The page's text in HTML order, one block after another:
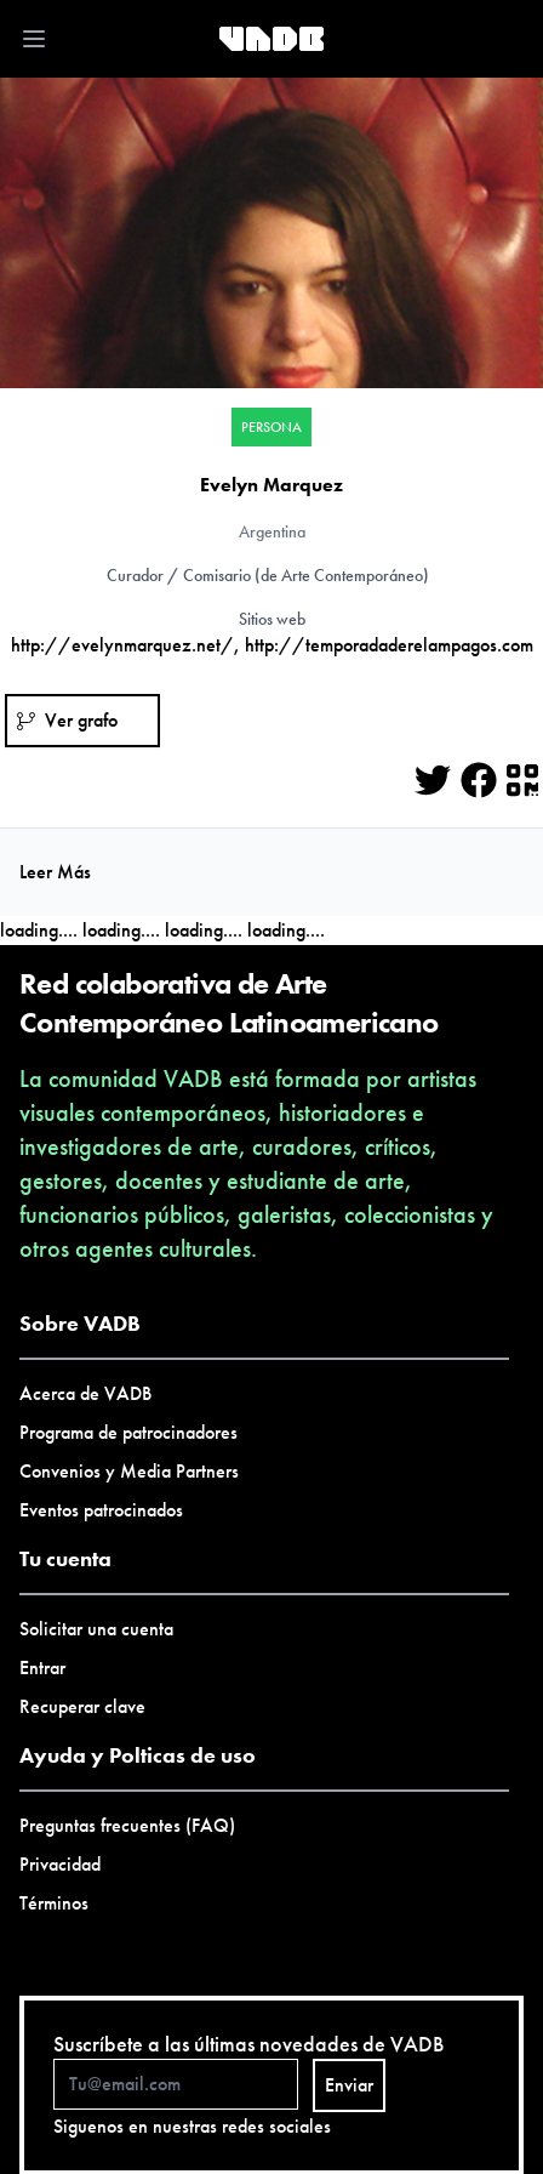
Open main menu
PERSONA
Evelyn Marquez
Argentina
Curador / Comisario (de Arte Contemporáneo)
Sitios web
http://evelynmarquez.net/, http://temporadaderelampagos.com
Ver grafo
Twitter
Leer Más
loading.... loading.... loading.... loading....
Red colaborativa de Arte
Contemporáneo Latinoamericano
La comunidad VADB está formada por artistas
visuales contemporáneos, historiadores e
investigadores de arte, curadores, críticos,
gestores, docentes y estudiante de arte,
funcionarios públicos, galeristas, coleccionistas y
otros agentes culturales.
Sobre VADB
Acerca de VADB
Programa de patrocinadores
Convenios y Media Partners
Eventos patrocinados
Tu cuenta
Solicitar una cuenta
Entrar
Recuperar clave
Ayuda y Polticas de uso
Preguntas frecuentes (FAQ)
Privacidad
Términos
Suscríbete a las últimas novedades de VADB
Enviar
Siguenos en nuestras redes sociales